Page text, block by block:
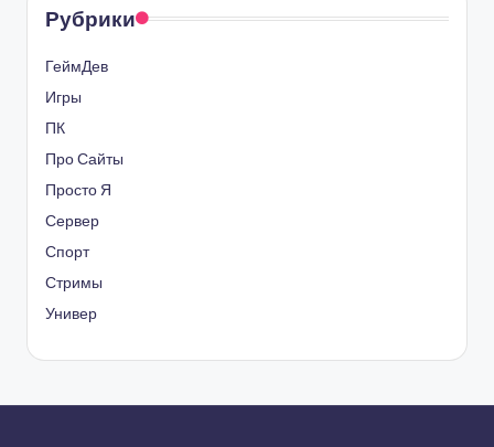
Рубрики
ГеймДев
Игры
ПК
Про Сайты
Просто Я
Сервер
Спорт
Стримы
Универ